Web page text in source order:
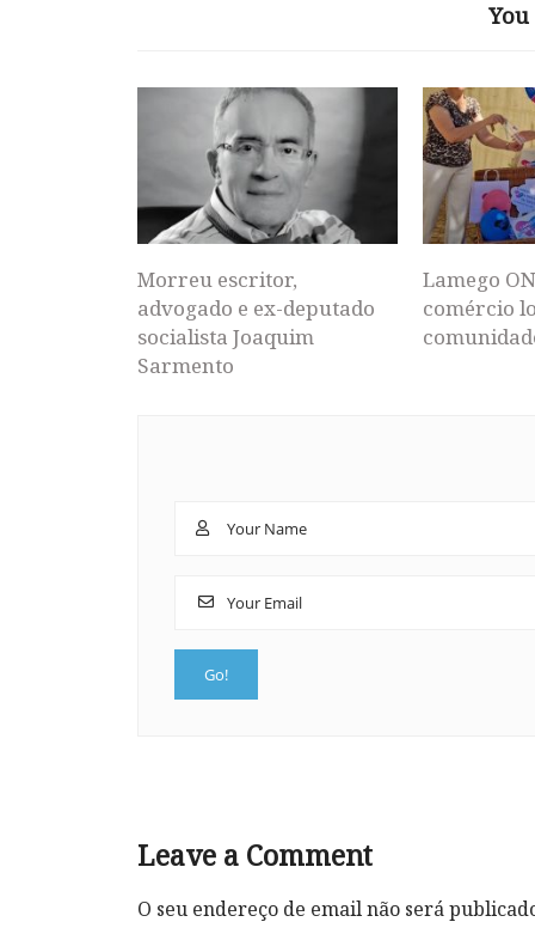
Morreu escritor,
advogado e ex-deputado
socialista Joaquim
Sarmento
Lamego
comércio
Leave a Comment
O seu endereço de email não será